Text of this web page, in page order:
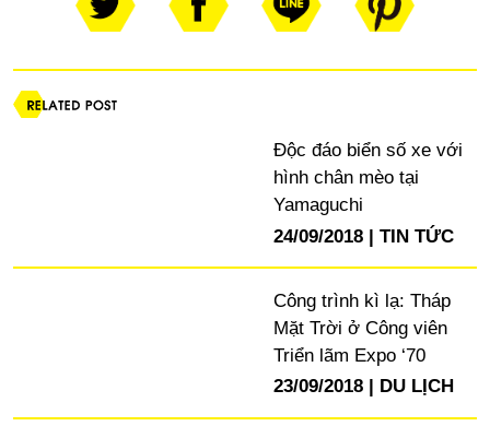
Độc đáo biển số xe với
hình chân mèo tại
Yamaguchi
24/09/2018
TIN TỨC
Công trình kì lạ: Tháp
Mặt Trời ở Công viên
Triển lãm Expo ‘70
23/09/2018
DU LỊCH